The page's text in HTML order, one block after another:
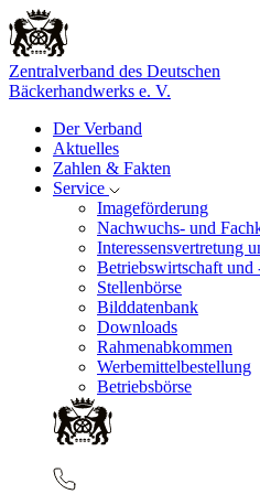
Zentralverband des Deutschen
Bäckerhandwerks e. V.
Der Verband
Aktuelles
Zahlen & Fakten
Service
Imageförderung
Nachwuchs- und
Interessensvertretung
Betriebswirtschaft und
Stellenbörse
Bilddatenbank
Downloads
Rahmenabkommen
Werbemittelbestellung
Betriebsbörse